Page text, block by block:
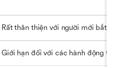
Rất thân thiện với người mới bắt
Giới hạn đối với các hành động